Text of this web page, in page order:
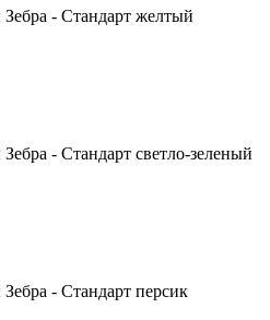
- Стандарт желтый
- Стандарт светло-зеленый
- Стандарт персик